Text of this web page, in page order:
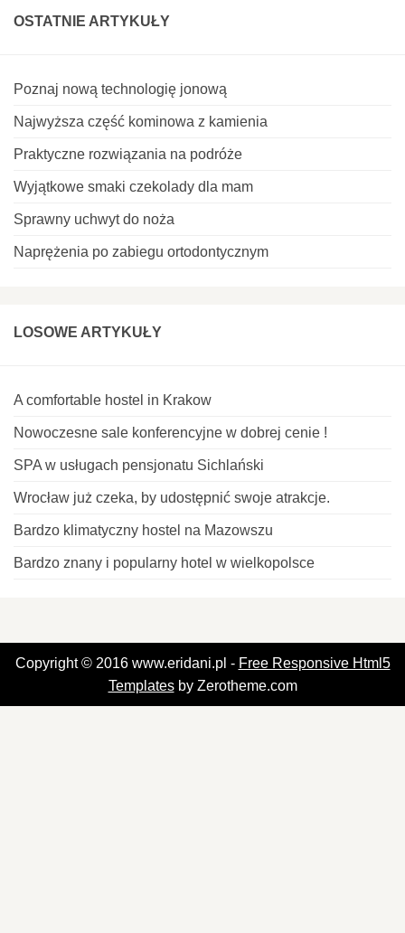
OSTATNIE ARTYKUŁY
Poznaj nową technologię jonową
Najwyższa część kominowa z kamienia
Praktyczne rozwiązania na podróże
Wyjątkowe smaki czekolady dla mam
Sprawny uchwyt do noża
Naprężenia po zabiegu ortodontycznym
LOSOWE ARTYKUŁY
A comfortable hostel in Krakow
Nowoczesne sale konferencyjne w dobrej cenie !
SPA w usługach pensjonatu Sichlański
Wrocław już czeka, by udostępnić swoje atrakcje.
Bardzo klimatyczny hostel na Mazowszu
Bardzo znany i popularny hotel w wielkopolsce
Copyright © 2016 www.eridani.pl - Free Responsive Html5
Templatesby Zerotheme.com